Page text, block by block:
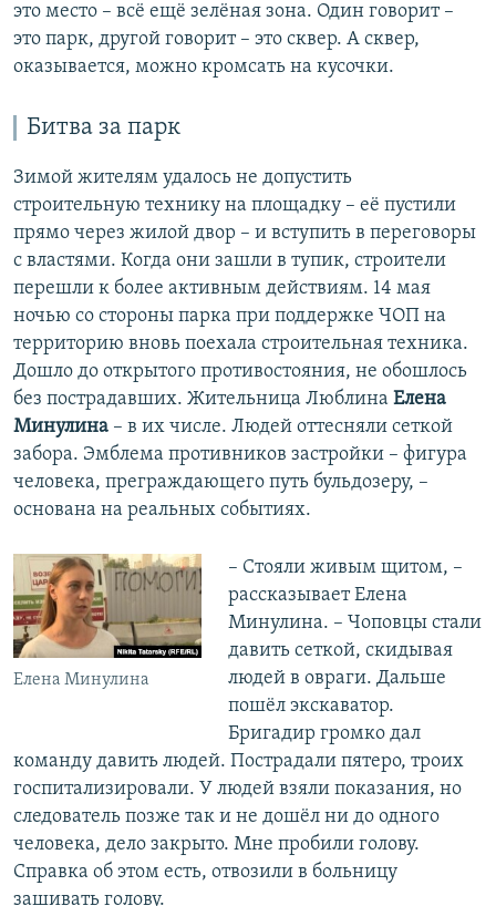
это место – всё ещё зелёная зона. Один говорит –
это парк, другой говорит – это сквер. А сквер,
оказывается, можно кромсать на кусочки.
Битва за парк
Зимой жителям удалось не допустить
строительную технику на площадку – её пустили
прямо через жилой двор – и вступить в переговоры
с властями. Когда они зашли в тупик, строители
перешли к более активным действиям. 14 мая
ночью со стороны парка при поддержке ЧОП на
территорию вновь поехала строительная техника.
Дошло до открытого противостояния, не обошлось
без пострадавших. Жительница Люблина Елена
Минулина – в их числе. Людей оттесняли сеткой
забора. Эмблема противников застройки – фигура
человека, преграждающего путь бульдозеру, –
основана на реальных событиях.
Елена Минулина
– Стояли живым щитом, –
рассказывает Елена
Минулина. – Чоповцы стали
давить сеткой, скидывая
людей в овраги. Дальше
пошёл экскаватор.
Бригадир громко дал
команду давить людей. Пострадали пятеро, троих
госпитализировали. У людей взяли показания, но
следователь позже так и не дошёл ни до одного
человека, дело закрыто. Мне пробили голову.
Справка об этом есть, отвозили в больницу
зашивать голову.